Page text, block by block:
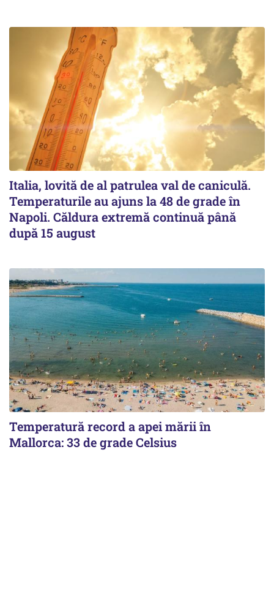
Italia, lovită de al patrulea val de caniculă.
Temperaturile au ajuns la 48 de grade în
Napoli. Căldura extremă continuă până
după 15 august
Temperatură record a apei mării în
Mallorca: 33 de grade Celsius